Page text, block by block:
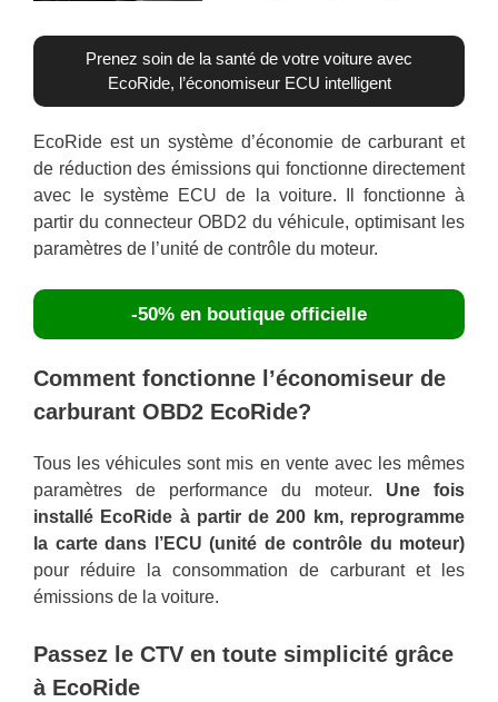
Prenez soin de la santé de votre voiture avec
EcoRide, l’économiseur ECU intelligent
EcoRide est un système d’économie de carburant et
de réduction des émissions qui fonctionne directement
avec le système ECU de la voiture. Il fonctionne à
partir du connecteur OBD2 du véhicule, optimisant les
paramètres de l’unité de contrôle du moteur.
-50% en boutique officielle
Comment fonctionne l’économiseur de
carburant OBD2 EcoRide?
Tous les véhicules sont mis en vente avec les mêmes
paramètres de performance du moteur. Une fois
installé EcoRide à partir de 200 km, reprogramme
la carte dans l’ECU (unité de contrôle du moteur)
pour réduire la consommation de carburant et les
émissions de la voiture.
Passez le CTV en toute simplicité grâce
à EcoRide